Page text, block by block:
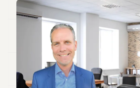
Andy
37
34
Andy